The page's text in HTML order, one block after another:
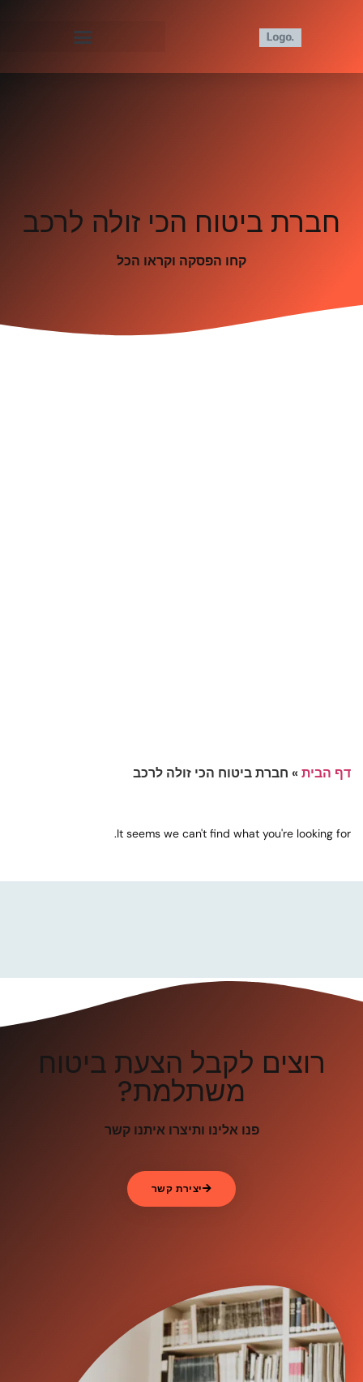
חברת ביטוח הכי זולה לרכב
קחו הפסקה וקראו הכל
דף הבית» חברת ביטוח הכי זולה לרכב
It seems we can't find what you're looking for.
רוצים לקבל הצעת ביטוח
משתלמת?
פנו אלינו ותיצרו איתנו קשר
יצירת קשר